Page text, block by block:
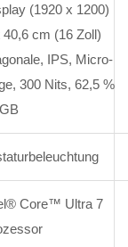
(1920 x 1200)
40,6 cm (16 Zoll)
IPS, Micro-
300 Nits, 62,5 %
Core™ Ultra 7